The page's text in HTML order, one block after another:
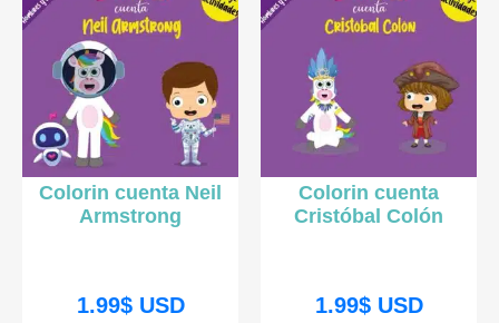
Colorin cuenta Neil
Armstrong
1.99$USD
Colorin cuenta
Cristóbal Colón
1.99$USD